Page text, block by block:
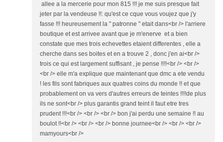
allee a la mercerie pour mon 815 !!! je me suis presque fait
jeter par la vendeuse !!: qu'est ce cque vous voujez que j'y
fasse !!! heureusement la " patronne " etait dans<br /> l'arriere
boutique et est arrivee avant que je m'enerve et a bien
constate que mes trois echevettes etaient differentes , elle a
cherche dans ses boites et en a trouve 2 , donc j'en ai<br />
trois ce qui est largement suffisant , je pense !!!!<br /> <br />
<br /> elle m'a explique que maintenant que dmc a ete vendu
! les fils sont fabriques aux quatres coins du monde !! et que
probablement on va vers d'autres erreurs de teintes !!!!de plus
ils ne sont<br /> plus garantis grand teint il faut etre tres
prudent !!!<br /> <br /> <br /> bon j'ai perdu une semaine !! au
boulot !!<br /> <br /> <br /> bonne journee<br /> <br /> <br />
mamyours<br />